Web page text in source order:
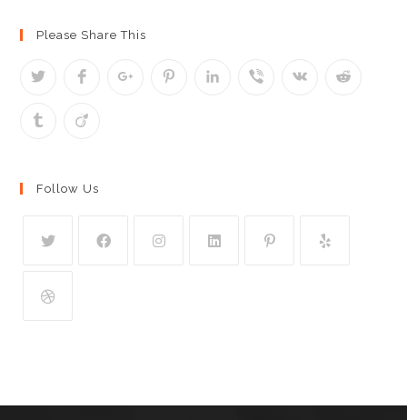
Please Share This
Follow Us